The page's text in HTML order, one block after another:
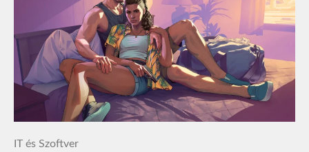
IT és Szoftver